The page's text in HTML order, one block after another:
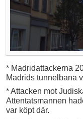
* Madridattackerna
Madrids tunnelbana
* Attacken mot
Attentatsmannen
var köpt där.